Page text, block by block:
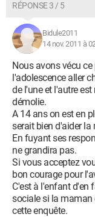
RÉPONSE 3 / 5
Bidule2011
14 nov. 2011 à
Nous avons vécu
l'adolescence aller
de l'une et l'autre
démolie.
A 14 ans on est en
serait bien d'aider la
En fuyant ses
ne grandira pas.
Si vous acceptez
bon courage pour
C'est à l'enfant d'en
sociale si la maman
cette enquête.